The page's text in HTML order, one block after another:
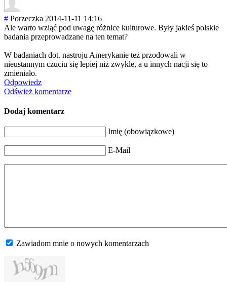
# Porzeczka 2014-11-11 14:16
Ale warto wziąć pod uwagę różnice kulturowe. Były jakieś polskie
badania przeprowadzane na ten temat?
W badaniach dot. nastroju Amerykanie też przodowali w
nieustannym czuciu się lepiej niż zwykle, a u innych nacji się to
zmieniało.
Odpowiedz
Odśwież komentarze
Dodaj komentarz
Imię (obowiązkowe)
E-Mail
Zawiadom mnie o nowych komentarzach